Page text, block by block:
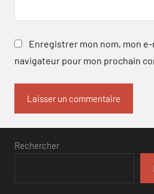
Enregistrer mon nom, mon
navigateur pour mon prochain
Rechercher